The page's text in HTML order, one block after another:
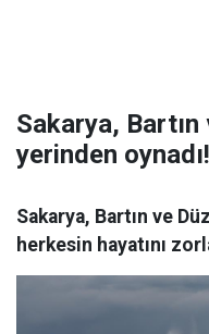
Sakarya,
yerinden
Sakarya, Bartın ve
herkesin hayatını